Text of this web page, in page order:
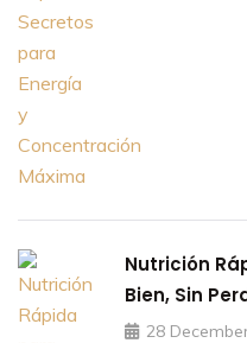
Nutrición
Bien, Sin
28